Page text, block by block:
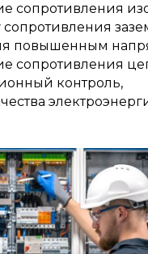
сопротивления
сопротивления
повышенным
сопротивления
контроль,